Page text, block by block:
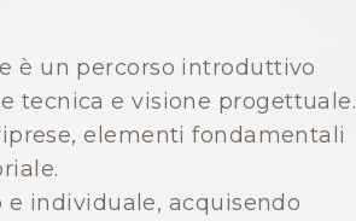
è un percorso introduttivo
tecnica e visione progettuale.
elementi fondamentali
individuale, acquisendo